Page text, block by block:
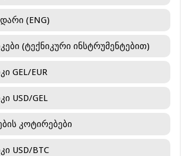
(ENG)
(ტექნიკური ინსტრუმენტებით)
GEL/EUR
USD/GEL
კოტირებები
USD/BTC